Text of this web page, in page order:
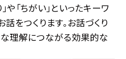
や「ちがい」といったキーワ
話をつくります。お話づくり
な理解につながる効果的な